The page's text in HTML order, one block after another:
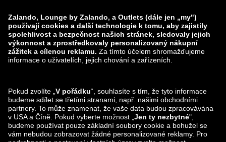
zalando-lounge.lt zalando-lounge.sk
zalando-lounge.ro zalando-lounge.hr
zalando-lounge.lu zalando-lounge.ee
zalando-lounge.lv zalando-lounge.no